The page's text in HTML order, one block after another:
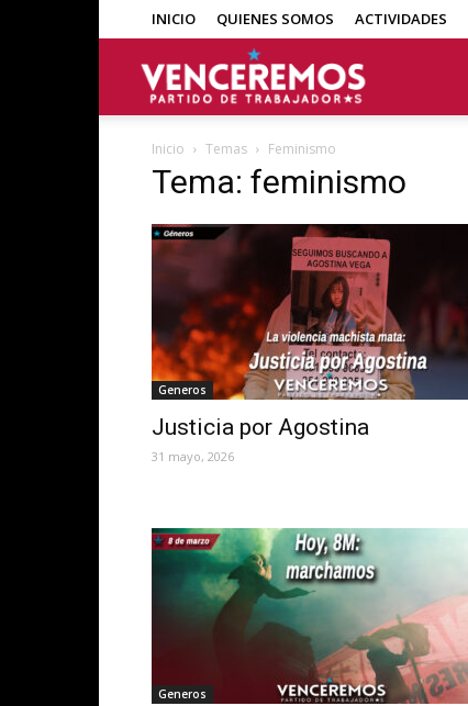
INICIO QUIENES SOMOS ACTIVIDADES
Inicio Temas Feminismo
Tema: feminismo
Generos
Justicia por Agostina
31 mayo, 2026
Generos